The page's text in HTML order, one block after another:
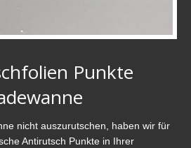
Punkte
nicht auszurutschen, haben wir für
Antirutsch Punkte in Ihrer